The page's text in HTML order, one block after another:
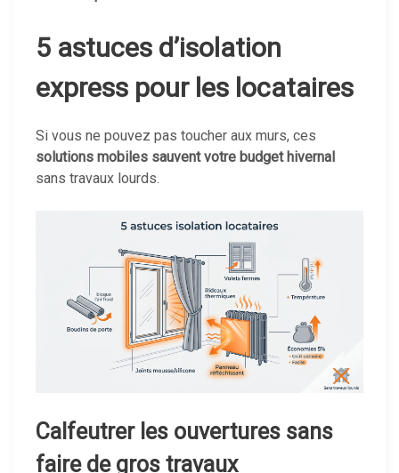
5 astuces d’isolation
express pour les locataires
Si vous ne pouvez pas toucher aux murs, ces
solutions mobiles sauvent votre budget hivernal
sans travaux lourds.
Calfeutrer les ouvertures sans
faire de gros travaux